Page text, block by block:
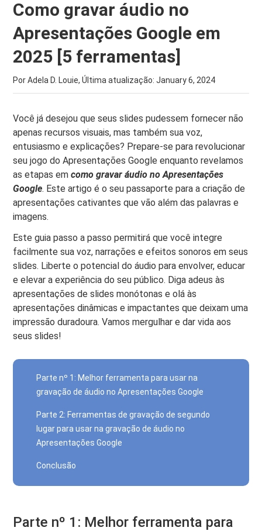
Como gravar áudio no
Apresentações Google em
2025 [5 ferramentas]
Por Adela D. Louie, Última atualização:January 6, 2024
Você já desejou que seus slides pudessem fornecer não
apenas recursos visuais, mas também sua voz,
entusiasmo e explicações? Prepare-se para revolucionar
seu jogo do Apresentações Google enquanto revelamos
as etapas emcomo gravar áudio no Apresentações
Google. Este artigo é o seu passaporte para a criação de
apresentações cativantes que vão além das palavras e
imagens.
Este guia passo a passo permitirá que você integre
facilmente sua voz, narrações e efeitos sonoros em seus
slides. Liberte o potencial do áudio para envolver, educar
e elevar a experiência do seu público. Diga adeus às
apresentações de slides monótonas e olá às
apresentações dinâmicas e impactantes que deixam uma
impressão duradoura. Vamos mergulhar e dar vida aos
seus slides!
Parte nº 1: Melhor ferramenta para usar na
gravação de áudio no Apresentações Google
Parte 2: Ferramentas de gravação de segundo
lugar para usar na gravação de áudio no
Apresentações Google
Conclusão
Parte nº 1: Melhor ferramenta para